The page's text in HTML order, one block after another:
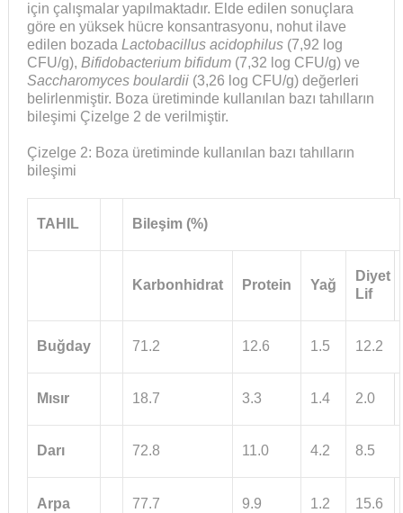
için çalışmalar yapılmaktadır. Elde edilen sonuçlara
göre en yüksek hücre konsantrasyonu, nohut ilave
edilen bozada Lactobacillus acidophilus(7,92 log
CFU/g), Bifidobacterium bifidum(7,32 log CFU/g) ve
Saccharomyces boulardii(3,26 log CFU/g) değerleri
belirlenmiştir. Boza üretiminde kullanılan bazı tahılların
bileşimi Çizelge 2 de verilmiştir.
Çizelge 2: Boza üretiminde kullanılan bazı tahılların
bileşimi
TAHIL Bileşim (%)
Karbonhidrat Protein Yağ
Diyet
Lif
Buğday 71.2 12.6 1.5 12.2
Mısır 18.7 3.3 1.4 2.0
Darı 72.8 11.0 4.2 8.5
Arpa 77.7 9.9 1.2 15.6